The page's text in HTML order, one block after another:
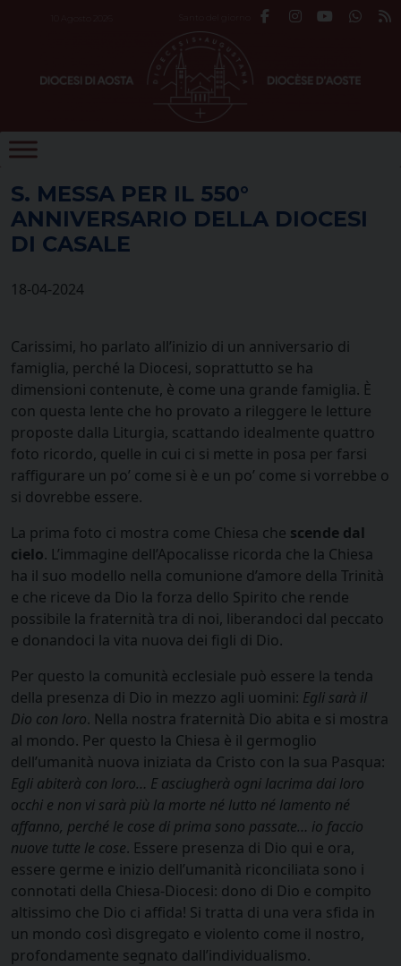
S. MESSA PER IL 550°
ANNIVERSARIO DELLA DIOCESI
DI CASALE
18-04-2024
Carissimi, ho parlato all’inizio di un anniversario di
famiglia, perché la Diocesi, soprattutto se ha
dimensioni contenute, è come una grande famiglia. È
con questa lente che ho provato a rileggere le letture
proposte dalla Liturgia, scattando idealmente quattro
foto ricordo, quelle in cui ci si mette in posa per farsi
raffigurare un po’ come si è e un po’ come si vorrebbe o
si dovrebbe essere.
La prima foto ci mostra come Chiesa che scende dal
cielo. L’immagine dell’Apocalisse ricorda che la Chiesa
ha il suo modello nella comunione d’amore della Trinità
e che riceve da Dio la forza dello Spirito che rende
possibile la fraternità tra di noi, liberandoci dal peccato
e donandoci la vita nuova dei figli di Dio.
Per questo la comunità ecclesiale può essere la tenda
della presenza di Dio in mezzo agli uomini: Egli sarà il
Dio con loro. Nella nostra fraternità Dio abita e si mostra
al mondo. Per questo la Chiesa è il germoglio
dell’umanità nuova iniziata da Cristo con la sua Pasqua:
Egli abiterà con loro… E asciugherà ogni lacrima dai loro
occhi e non vi sarà più la morte né lutto né lamento né
affanno, perché le cose di prima sono passate… io faccio
nuove tutte le cose. Essere presenza di Dio qui e ora,
essere germe e inizio dell’umanità riconciliata sono i
connotati della Chiesa-Diocesi: dono di Dio e compito
altissimo che Dio ci affida! Si tratta di una vera sfida in
un mondo così disgregato e violento come il nostro,
profondamente segnato dall’individualismo.